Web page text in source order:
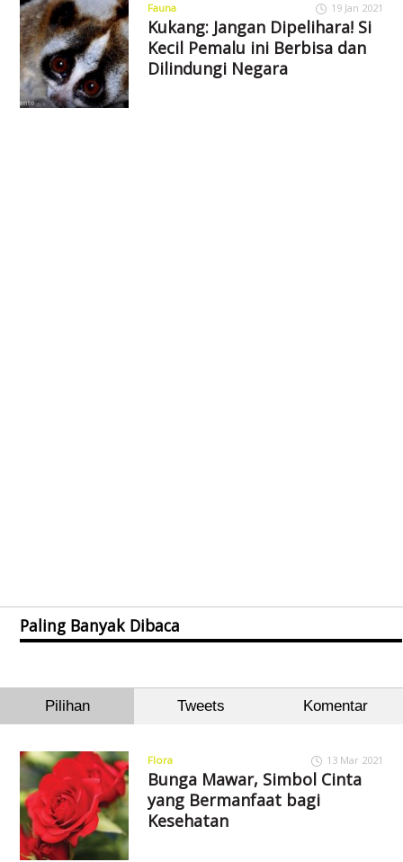
Fauna 19 Jan 2021
Kukang: Jangan Dipelihara! Si
Kecil Pemalu ini Berbisa dan
Dilindungi Negara
Paling Banyak Dibaca
Pilihan Tweets Komentar
Flora 13 Mar 2021
Bunga Mawar, Simbol Cinta
yang Bermanfaat bagi
Kesehatan